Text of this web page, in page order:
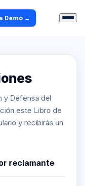
Demo →
y Defensa del
este Libro de
y recibirás un
reclamante